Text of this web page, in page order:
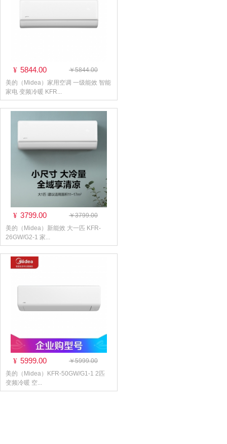
¥ 5844.00
￥5844.00
美的（Midea）家用空调 一级能效 智能
家电 变频冷暖 KFR...
¥ 3799.00
￥3799.00
美的（Midea）新能效 大一匹 KFR-
26GW/G2-1 家...
¥ 5999.00
￥5999.00
美的（Midea）KFR-50GW/G1-1 2匹
变频冷暖 空...